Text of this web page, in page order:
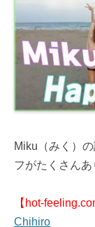
Miku（みく）
フがたくさんあ
【hot-
Chihiro